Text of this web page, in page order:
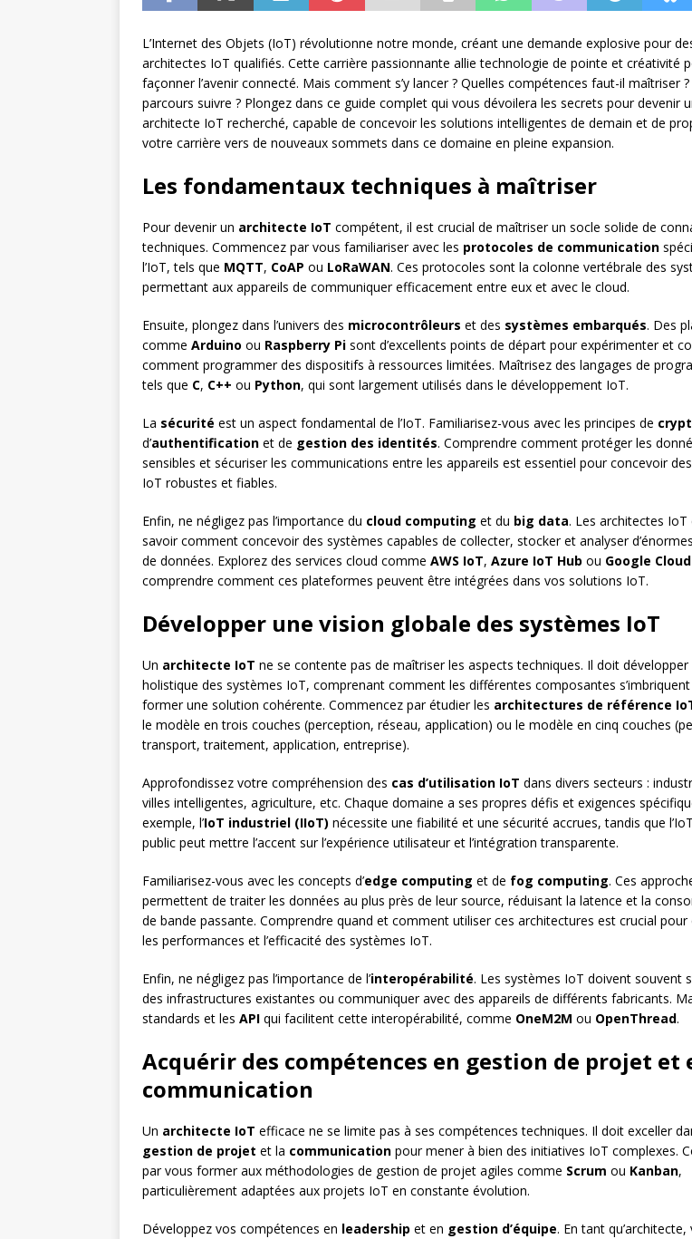
L’Internet des Objets (IoT) révolutionne notre monde, créant une demande explosive pour
architectes IoT qualifiés. Cette carrière passionnante allie technologie de pointe et créativité
façonner l’avenir connecté. Mais comment s’y lancer ? Quelles compétences faut-il maîtriser ?
parcours suivre ? Plongez dans ce guide complet qui vous dévoilera les secrets pour devenir
architecte IoT recherché, capable de concevoir les solutions intelligentes de demain et de
votre carrière vers de nouveaux sommets dans ce domaine en pleine expansion.
Les fondamentaux techniques à maîtriser
Pour devenir un architecte IoT compétent, il est crucial de maîtriser un socle solide de
techniques. Commencez par vous familiariser avec les protocoles de communication
l’IoT, tels que MQTT, CoAP ou LoRaWAN. Ces protocoles sont la colonne vertébrale des
permettant aux appareils de communiquer efficacement entre eux et avec le cloud.
Ensuite, plongez dans l’univers des microcontrôleurs et des systèmes embarqués. Des
comme Arduino ou Raspberry Pi sont d’excellents points de départ pour expérimenter et
comment programmer des dispositifs à ressources limitées. Maîtrisez des langages de
tels que C, C++ ou Python, qui sont largement utilisés dans le développement IoT.
La sécurité est un aspect fondamental de l’IoT. Familiarisez-vous avec les principes de
d’authentification et de gestion des identités. Comprendre comment protéger les
sensibles et sécuriser les communications entre les appareils est essentiel pour concevoir
IoT robustes et fiables.
Enfin, ne négligez pas l’importance du cloud computing et du big data. Les architectes IoT
savoir comment concevoir des systèmes capables de collecter, stocker et analyser
de données. Explorez des services cloud comme AWS IoT, Azure IoT Hub ou Google
comprendre comment ces plateformes peuvent être intégrées dans vos solutions IoT.
Développer une vision globale des systèmes IoT
Un architecte IoT ne se contente pas de maîtriser les aspects techniques. Il doit développer
holistique des systèmes IoT, comprenant comment les différentes composantes
former une solution cohérente. Commencez par étudier les architectures de référence
le modèle en trois couches (perception, réseau, application) ou le modèle en cinq couches
transport, traitement, application, entreprise).
Approfondissez votre compréhension des cas d’utilisation IoT dans divers secteurs :
villes intelligentes, agriculture, etc. Chaque domaine a ses propres défis et exigences
exemple, l’IoT industriel (IIoT) nécessite une fiabilité et une sécurité accrues, tandis que
public peut mettre l’accent sur l’expérience utilisateur et l’intégration transparente.
Familiarisez-vous avec les concepts d’edge computing et de fog computing. Ces
permettent de traiter les données au plus près de leur source, réduisant la latence et la
de bande passante. Comprendre quand et comment utiliser ces architectures est crucial
les performances et l’efficacité des systèmes IoT.
Enfin, ne négligez pas l’importance de l’interopérabilité. Les systèmes IoT doivent souvent
des infrastructures existantes ou communiquer avec des appareils de différents fabricants.
standards et les API qui facilitent cette interopérabilité, comme OneM2M ou OpenThread.
Acquérir des compétences en gestion de projet et
communication
Un architecte IoT efficace ne se limite pas à ses compétences techniques. Il doit exceller
gestion de projet et la communication pour mener à bien des initiatives IoT complexes.
par vous former aux méthodologies de gestion de projet agiles comme Scrum ou Kanban,
particulièrement adaptées aux projets IoT en constante évolution.
Développez vos compétences en leadership et en gestion d’équipe. En tant